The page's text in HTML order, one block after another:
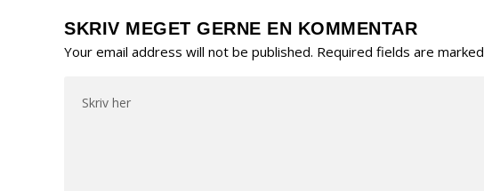
SKRIV MEGET GERNE EN KOMMENTAR
Your email address will not be published. Required fields are marked